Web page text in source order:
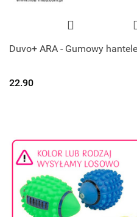
Duvo+ ARA - Gumowy
22.90